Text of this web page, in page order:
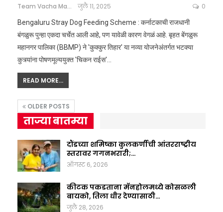
Team Vacha Marathi जुलै 11, 2025 0
Bengaluru Stray Dog Feeding Scheme : कर्नाटकाची राजधानी
बंगळुरू पुन्हा एकदा चर्चेत आली आहे, पण यावेळी कारण वेगळं आहे. बृहत बेंगळुरू
महानगर पालिका (BBMP) ने 'कुक्कुर तिहार' या नव्या योजनेअंतर्गत भटक्या
कुत्र्यांना पोषणमूल्ययुक्त 'चिकन राईस'…
READ MORE...
OLDER POSTS
ताज्या बातम्या
दौंडच्या शमिष्का कुलकर्णीची आंतरराष्ट्रीय
स्तरावर गगनभरारी;…
ऑगस्ट 6, 2026
कीटक पकडताना मॅनहोलमध्ये कोसळली
बायको, तिला धीर देण्यासाठी…
जुलै 28, 2026